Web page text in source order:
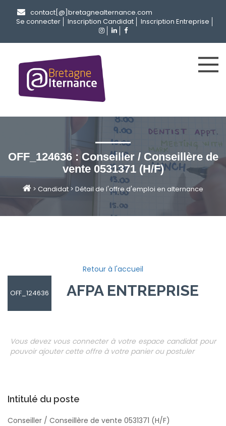
contact[@]bretagnealternance.com
Se connecter
Inscription Candidat Inscription Entreprise
OFF_124636 : Conseiller / Conseillère de
vente 0531371 (H/F)
> Candidat > Détail de l'offre d'emploi en alternance
Retour à l'accueil
OFF_124636 AFPA ENTREPRISES
Vous devez vous connecter à votre espace candidat pour
pouvoir ajouter cette offre à votre panier ou postuler
Intitulé du poste
Conseiller / Conseillère de vente 0531371 (H/F)